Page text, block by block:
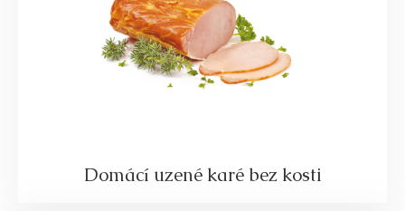
Domácí uzené karé bez kosti